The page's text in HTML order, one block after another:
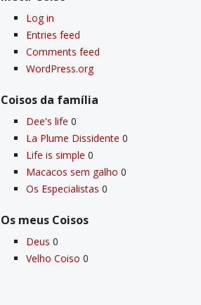
Log in
Entries feed
Comments feed
WordPress.org
Coisos da famí­lia
Dee's life 0
La Plume Dissidente 0
Life is simple 0
Macacos sem galho 0
Os Especialistas 0
Os meus Coisos
Deus 0
Velho Coiso 0